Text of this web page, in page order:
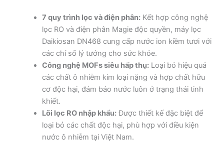
7 quy trình lọc và điện phân:Kết hợp công nghệ
lọc RO và điện phân Magie độc quyền, máy lọc
Daikiosan DN468 cung cấp nước ion kiềm tươi với
các chỉ số lý tưởng cho sức khỏe.
Công nghệ MOFs siêu hấp thụ:Loại bỏ hiệu quả
các chất ô nhiễm kim loại nặng và hợp chất hữu
cơ độc hại, đảm bảo nước luôn ở trạng thái tinh
khiết.
Lõi lọc RO nhập khẩu:Được thiết kế đặc biệt để
loại bỏ các chất độc hại, phù hợp với điều kiện
nước ô nhiễm tại Việt Nam.